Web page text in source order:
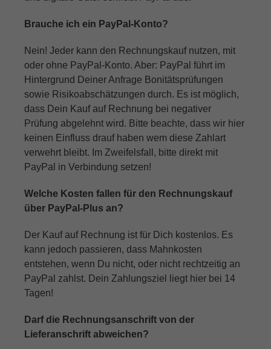
Brauche ich ein PayPal-Konto?
Nein! Jeder kann den Rechnungskauf nutzen, mit
oder ohne PayPal-Konto. Aber: PayPal führt im
Hintergrund Deiner Anfrage Bonitätsprüfungen
sowie Risikoabschätzungen durch. Es ist möglich,
dass Dein Kauf auf Rechnung bei negativer
Prüfung abgelehnt wird. Bitte beachte, dass wir hier
keinen Einfluss drauf haben wem diese Zahlart
verwehrt bleibt. Im Zweifelsfall, bitte direkt mit
PayPal in Verbindung setzen!
Welche Kosten fallen für den Rechnungskauf
über PayPal-Plus an?
Der Kauf auf Rechnung ist für Dich kostenlos. Es
kann jedoch passieren, dass Mahnkosten
entstehen, wenn Du nicht, oder nicht rechtzeitig an
PayPal zahlst. Dein Zahlungsziel liegt hier bei 14
Tagen!
Darf die Rechnungsanschrift von der
Lieferanschrift abweichen?